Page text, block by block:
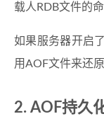
载人RDB文件的命
如果服务器开启
用AOF文件来还
AOF持久